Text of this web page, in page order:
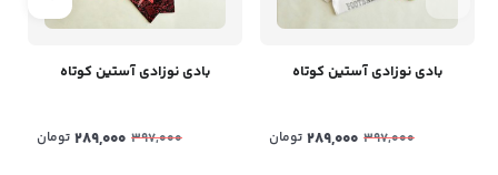
بادی نوزادی آستین کوتاه
397,000
289,000 تومان
بادی نوزادی آستین کوتاه
397,000
289,000 تومان